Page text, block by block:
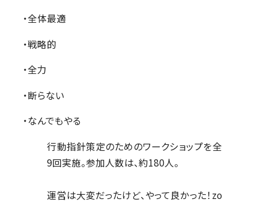
・全体最適
・戦略的
・全力
・断らない
・なんでもやる
行動指針策定のためのワークショップを全
9回実施。参加人数は、約180人。
運営は大変だったけど、やって良かった！zo